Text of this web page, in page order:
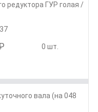
редуктора ГУР голая /
0 шт.
вала (на 048